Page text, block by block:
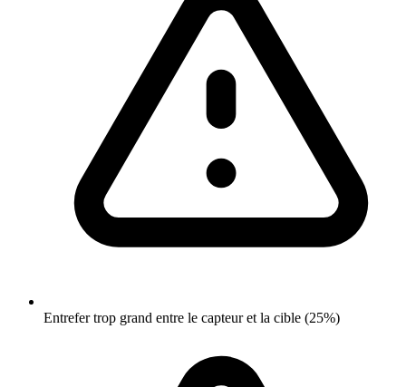
Entrefer trop grand entre le capteur et la cible (25%)